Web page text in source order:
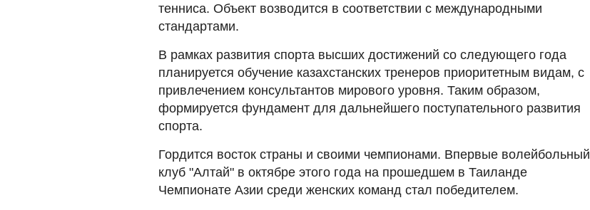
тенниса. Объект возводится в соответствии с международными
стандартами.
В рамках развития спорта высших достижений со следующего года
планируется обучение казахстанских тренеров приоритетным видам, с
привлечением консультантов мирового уровня. Таким образом,
формируется фундамент для дальнейшего поступательного развития
спорта.
Гордится восток страны и своими чемпионами. Впервые волейбольный
клуб "Алтай" в октябре этого года на прошедшем в Таиланде
Чемпионате Азии среди женских команд стал победителем.